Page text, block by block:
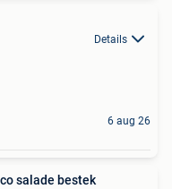
Details
6 aug 26
salade bestek